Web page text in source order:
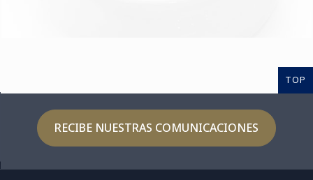
TOP
RECIBE NUESTRAS COMUNICACIONES